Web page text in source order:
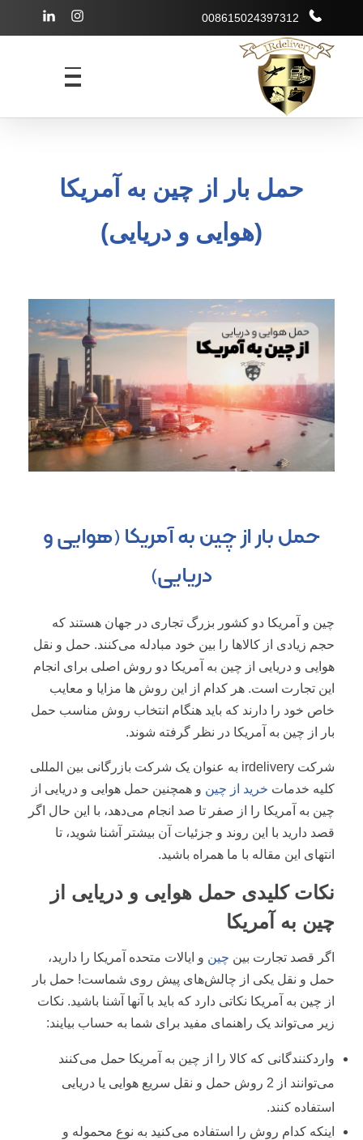
008615024397312
حمل بار از چین به آمریکا
(هوایی و دریایی)
حمل بار از چین به آمریکا (هوایی و
دریایی)
چین و آمریکا دو کشور بزرگ تجاری در جهان هستند که
حجم زیادی از کالاها را بین خود مبادله می‌کنند. حمل و نقل
هوایی و دریایی از چین به آمریکا دو روش اصلی برای انجام
این تجارت است. هر کدام از این روش ها مزایا و معایب
خاص خود را دارند که باید هنگام انتخاب روش مناسب حمل
بار از چین به آمریکا در نظر گرفته شوند.
شرکت irdelivery به عنوان یک شرکت بازرگانی بین المللی
کلیه خدمات خرید از چین و همچنین حمل هوایی و دریایی از
چین به آمریکا را از صفر تا صد انجام می‌دهد، با این حال اگر
قصد دارید با این روند و جزئیات آن بیشتر آشنا شوید، تا
انتهای این مقاله با ما همراه باشید.
نکات کلیدی حمل هوایی و دریایی از
چین به آمریکا
اگر قصد تجارت بین چین و ایالات متحده آمریکا را دارید،
حمل و نقل یکی از چالش‌های پیش روی شماست! حمل بار
از چین به آمریکا نکاتی دارد که باید با آنها آشنا باشید. نکات
زیر می‌تواند یک راهنمای مفید برای شما به حساب بیایند:
واردکنندگانی که کالا را از چین به آمریکا حمل می‌کنند
می‌توانند از 2 روش حمل و نقل سریع هوایی یا دریایی
استفاده کنند.
اینکه کدام روش را استفاده می‌کنید به نوع محموله و